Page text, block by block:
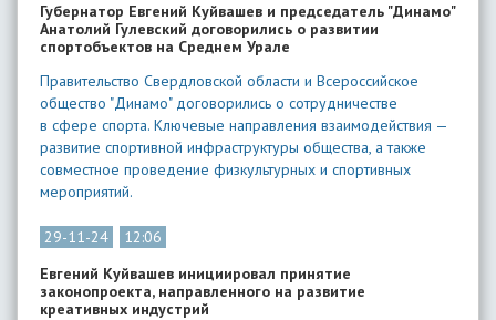
Губернатор Евгений Куйвашев и председатель "Динамо"
Анатолий Гулевский договорились о развитии
спортобъектов на Среднем Урале
Правительство Свердловской области и Всероссийское
общество "Динамо" договорились о сотрудничестве
в сфере спорта. Ключевые направления взаимодействия —
развитие спортивной инфраструктуры общества, а также
совместное проведение физкультурных и спортивных
мероприятий.
29-11-24
12:06
Евгений Куйвашев инициировал принятие
законопроекта, направленного на развитие
креативных индустрий